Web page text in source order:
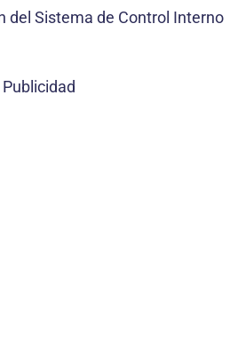
del Sistema de Control Interno
Publicidad